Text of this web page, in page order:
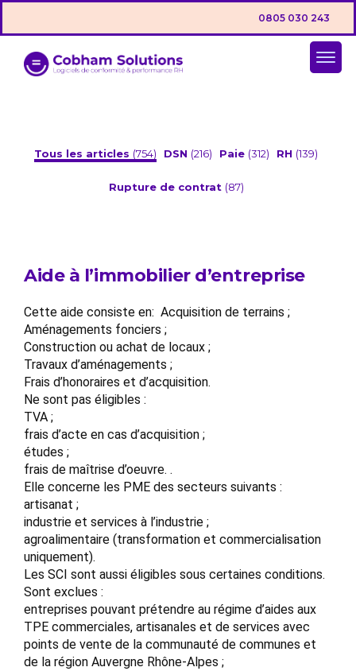
0805 030 243
Tous les articles (754) DSN (216) Paie (312) RH (139)
Rupture de contrat (87)
Aide à l’immobilier d’entreprise
Cette aide consiste en: Acquisition de terrains ;
Aménagements fonciers ;
Construction ou achat de locaux ;
Travaux d’aménagements ;
Frais d’honoraires et d’acquisition.
Ne sont pas éligibles :
TVA ;
frais d’acte en cas d’acquisition ;
études ;
frais de maîtrise d’oeuvre. .
Elle concerne les PME des secteurs suivants :
artisanat ;
industrie et services à l’industrie ;
agroalimentaire (transformation et commercialisation
uniquement).
Les SCI sont aussi éligibles sous certaines conditions.
Sont exclues :
entreprises pouvant prétendre au régime d’aides aux
TPE commerciales, artisanales et de services avec
points de vente de la communauté de communes et
de la région Auvergne Rhône-Alpes ;